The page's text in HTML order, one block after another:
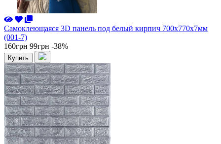
Самоклеющаяся 3D панель под белый кирпич 700x770x7мм
(001-7)
160грн 99грн -38%
Купить